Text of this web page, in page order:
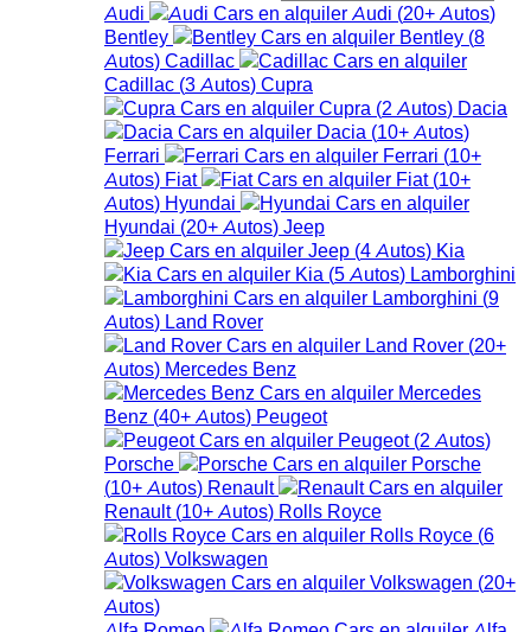
Audi Audi (20+Autos)
Bentley
Bentley (8
Autos) Cadillac
Cadillac (3Autos) Cupra
Cupra (2Autos) Dacia
Dacia (10+Autos)
Ferrari
Ferrari (10+
Autos) Fiat Fiat (10+
Autos) Hyundai
Hyundai (20+Autos) Jeep
Jeep (4Autos) Kia
Kia (5Autos) Lamborghini
Lamborghini (9
Autos) Land Rover
Land Rover (20+
Autos) Mercedes Benz
Mercedes
Benz (40+Autos) Peugeot
Peugeot (2Autos)
Porsche
Porsche
(10+Autos) Renault
Renault (10+Autos) Rolls Royce
Rolls Royce (6
Autos) Volkswagen
Volkswagen (20+
Autos)